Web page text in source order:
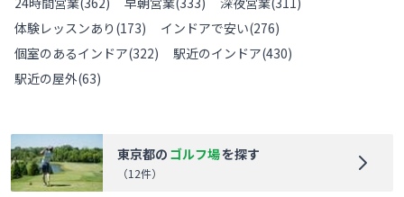
体験レッスンあり (173) インドアで安い(276)
個室のあるインドア(322) 駅近のインドア(430)
駅近の屋外(63)
東京都の ゴルフ場を探す
（12件）